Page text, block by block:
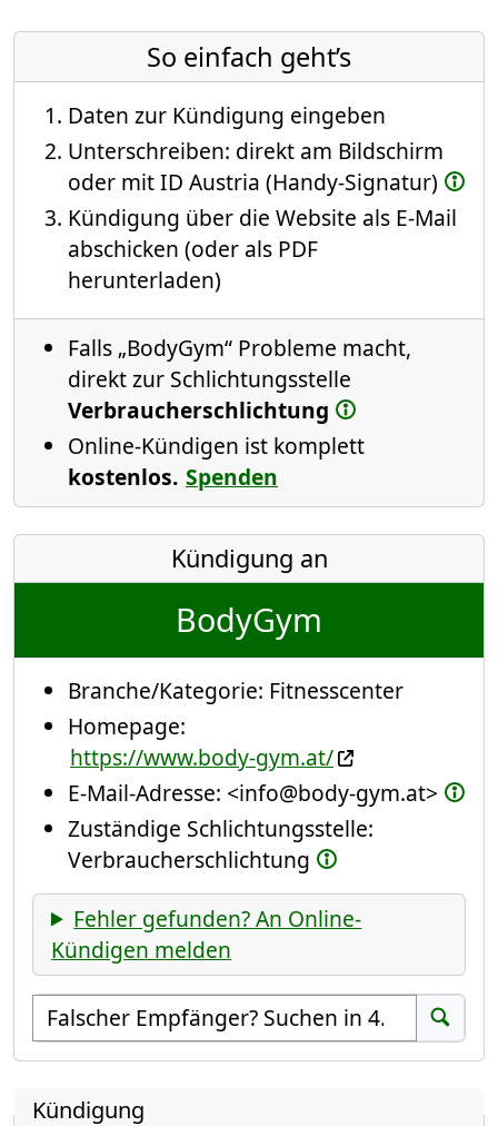
So einfach geht’s
Daten zur Kündigung eingeben
Unterschreiben: direkt am Bildschirm
oder mit ID Austria (Handy-Signatur)
Kündigung über die Website als E-Mail
abschicken (oder als PDF
herunterladen)
Falls „BodyGym“ Probleme macht,
direkt zur Schlichtungsstelle
Verbraucherschlichtung
Online-Kündigen ist komplett
kostenlos. Spenden
Kündigung an
BodyGym
Branche/Kategorie: Fitnesscenter
Homepage:
https://www.body-gym.at/
E-Mail-Adresse: <info@body-gym.at>
Zuständige Schlichtungsstelle:
Verbraucherschlichtung
Fehler gefunden? An Online-
Kündigen melden
Empfänger suchen
Suchen
Kündigung